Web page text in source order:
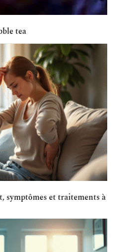
tea
symptômes et traitements à